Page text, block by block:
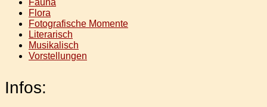
Fauna
Flora
Fotografische Momente
Literarisch
Musikalisch
Vorstellungen
Infos: